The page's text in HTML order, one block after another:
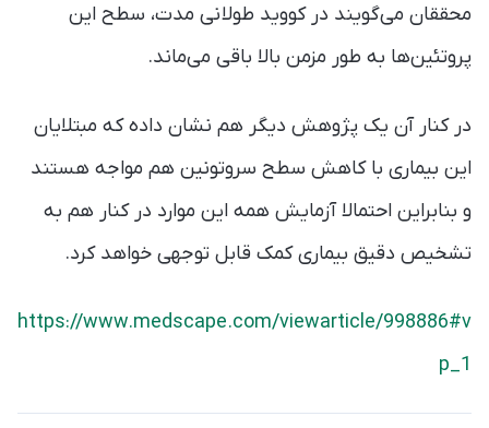
محققان می‌گویند در کووید طولانی مدت، سطح این
پروتئین‌ها به طور مزمن بالا باقی می‌ماند.
در کنار آن یک پژوهش دیگر هم نشان داده که مبتلایان
این بیماری با کاهش سطح سروتونین هم مواجه هستند
و بنابراین احتمالا آزمایش همه این موارد در کنار هم به
تشخیص دقیق بیماری کمک قابل توجهی خواهد کرد.
https://www.medscape.com/viewarticle/998886#v
p_1